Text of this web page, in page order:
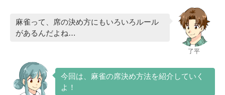
了平
麻雀って、席の決め方にもいろいろルール
があるんだよね…
今回は、麻雀の席決め方法を紹介していく
よ！